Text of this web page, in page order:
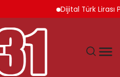
Dijital Türk Lirası